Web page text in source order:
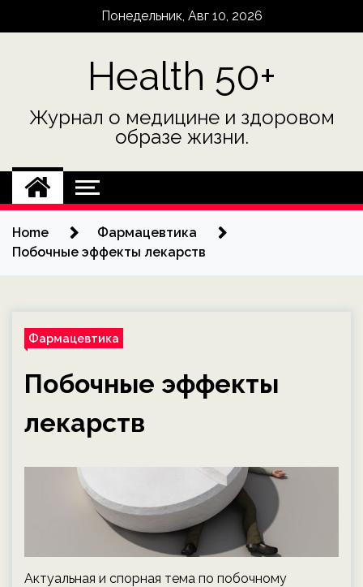
Понедельник, Авг 10, 2026
Health 50+
Журнал о медицине и здоровом
образе жизни.
Home
Фармацевтика
Побочные эффекты лекарств
Фармацевтика
Побочные эффекты
лекарств
Актуальная и спорная тема по побочному